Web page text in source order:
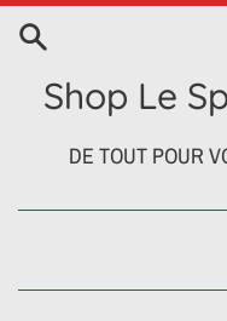
Passer
contenuShop Le
DE TOUT POUR